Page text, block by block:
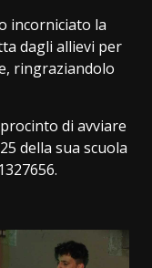
incorniciato la
dagli allievi per
ringraziandolo
procinto di avviare
della sua scuola